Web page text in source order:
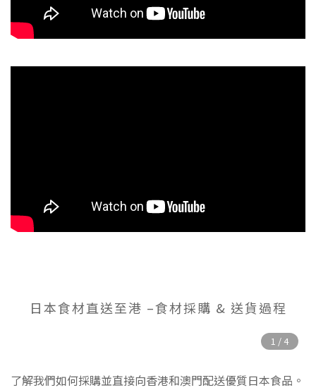
日本食材直送至港 –食材採購 & 送貨過程
了解我們如何採購並直接向香港和澳門配送優質日本食品。